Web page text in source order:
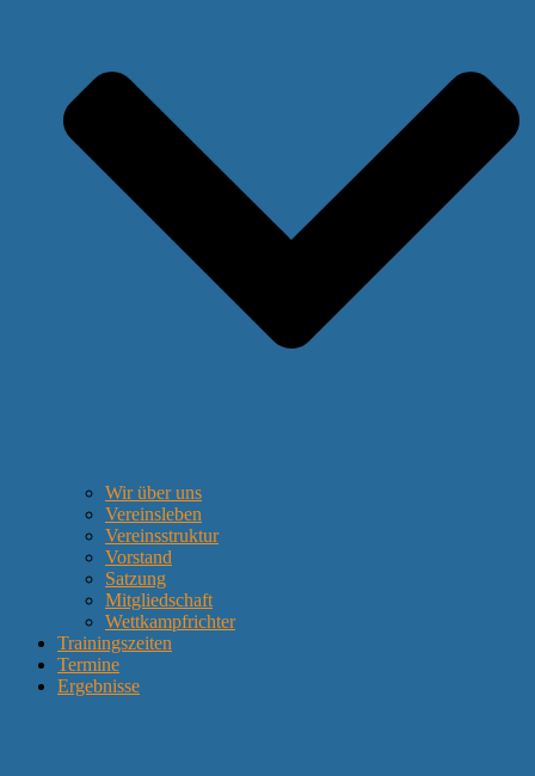
Wir über uns
Vereinsleben
Vereinsstruktur
Vorstand
Satzung
Mitgliedschaft
Wettkampfrichter
Trainingszeiten
Termine
Ergebnisse